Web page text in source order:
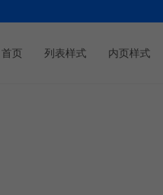
首页 列表样式 内页样式